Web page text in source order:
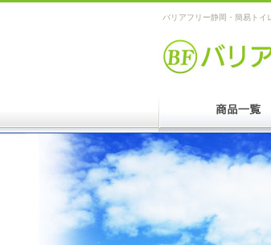
バリアフリー静岡・簡易トイ